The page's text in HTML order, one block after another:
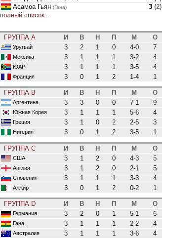
Асамоа Гьян (Гана) 3 (2)
полный список...
ГРУППА A И В Н П М О
Уругвай 3 2 1 0 4-0 7
Мексика 3 1 1 1 3-2 4
ЮАР 3 1 1 1 3-5 4
Франция 3 0 1 2 1-4 1
ГРУППА B И В Н П М О
Аргентина 3 3 0 0 7-1 9
Южная Корея 3 1 1 1 5-6 4
Греция 3 1 0 2 2-5 3
Нигерия 3 0 1 2 3-5 1
ГРУППА C И В Н П М О
США 3 1 2 0 4-3 5
Англия 3 1 2 0 2-1 5
Словения 3 1 1 1 3-3 4
Алжир 3 0 1 2 0-2 1
ГРУППА D И В Н П М О
Германия 3 2 0 1 5-1 6
Гана 3 1 1 1 2-2 4
Австралия 3 1 1 1 3-6 4